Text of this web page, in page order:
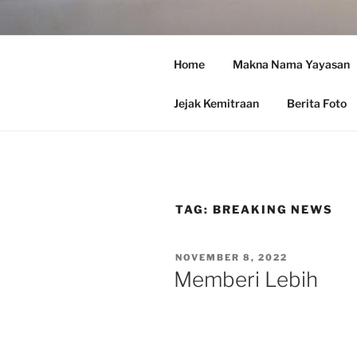
Home Makna Nama Yayasan
Jejak Kemitraan Berita Foto
TAG: BREAKING NEWS
POSTED
ON
NOVEMBER 8, 2022
Memberi Lebih